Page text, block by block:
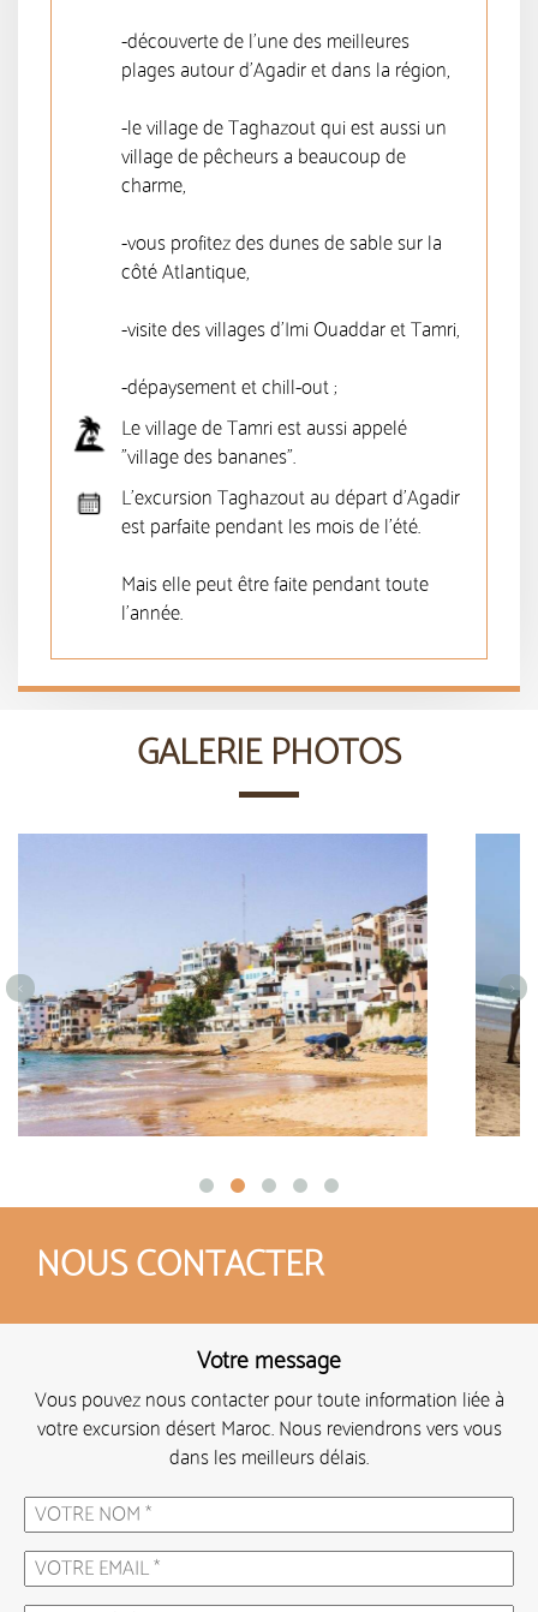
-découverte de l'une des meilleures
plages autour d'Agadir et dans la région,
-le village de Taghazout qui est aussi un
village de pêcheurs a beaucoup de
charme,
-vous profitez des dunes de sable sur la
côté Atlantique,
-visite des villages d'Imi Ouaddar et Tamri,
-dépaysement et chill-out ;
Le village de Tamri est aussi appelé
"village des bananes".
L'excursion Taghazout au départ d'Agadir
est parfaite pendant les mois de l'été.
Mais elle peut être faite pendant toute
l'année.
GALERIE PHOTOS
< >
NOUS CONTACTER
Votre message
Vous pouvez nous contacter pour toute information liée à
votre excursion désert Maroc. Nous reviendrons vers vous
dans les meilleurs délais.